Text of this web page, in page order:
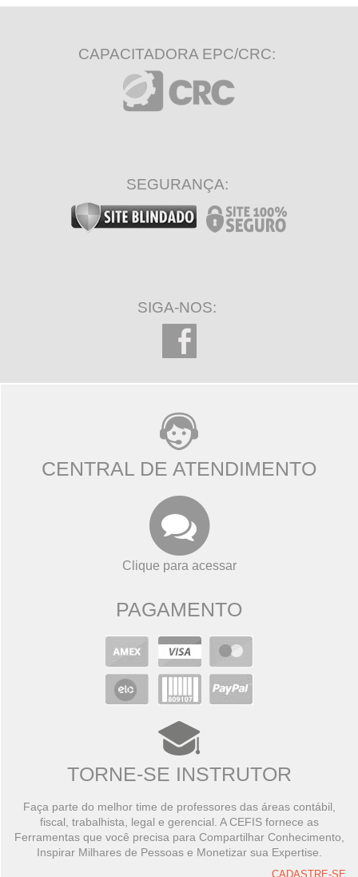
CAPACITADORA EPC/CRC:
SEGURANÇA:
SIGA-NOS:
CENTRAL DE ATENDIMENTO
Clique para acessar
PAGAMENTO
TORNE-SE INSTRUTOR
Faça parte do melhor time de professores das áreas contábil,
fiscal, trabalhista, legal e gerencial. A CEFIS fornece as
Ferramentas que você precisa para Compartilhar Conhecimento,
Inspirar Milhares de Pessoas e Monetizar sua Expertise.
CADASTRE-SE